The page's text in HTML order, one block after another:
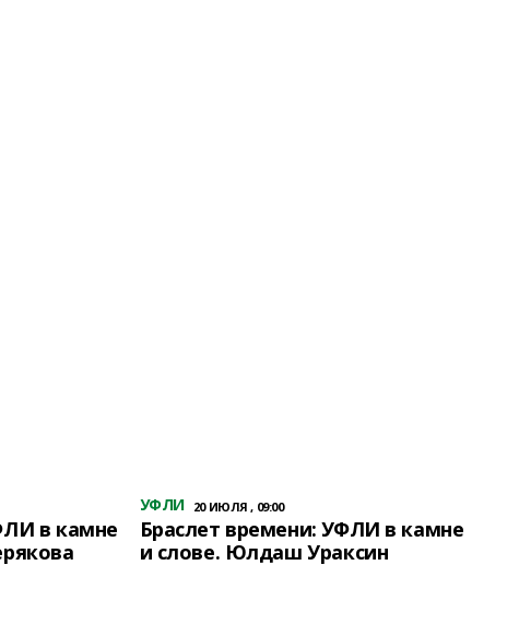
в камне
УФЛИ 20 ИЮЛЯ , 09:00
Браслет времени: УФЛИ в камне
и слове. Юлдаш Ураксин